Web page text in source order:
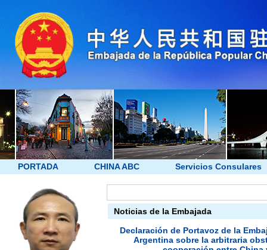
PORTADA CHINA ABC Servicios Consulares
Noticias de la Embajada
Declaración de Portavoz de la
Argentina sobre la arbitraria